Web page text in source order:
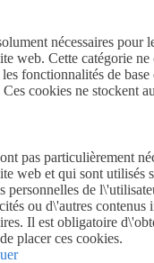
nécessaires pour
web. Cette catégorie ne
fonctionnalités de
cookies ne stockent
pas particulièrement
web et qui sont utilisés
personnelles de
ou d\'autres contenus
Il est obligatoire
placer ces cookies.